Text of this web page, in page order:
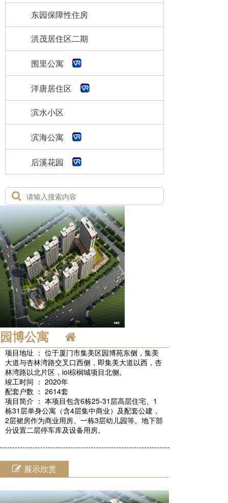
东园保障性住房
洪茂居住区二期
围里公寓
洋唐居住区
滨水小区
滨海公寓
后溪花园
园博公寓
项目地址 ： 位于厦门市集美区园博苑东侧，集美
大道与杏林湾路交叉口西侧，即集美大道以西，杏
林湾路以北片区，ioi棕榈城项目北侧。
竣工时间 ： 2020年
配套户数 ： 2614套
项目简介 ： 本项目包含6栋25-31层高层住宅、1
栋31层单身公寓（含4层集中商业）及配套公建，
2层裙房作为商业用房、一栋3层幼儿园等。地下部
分设置二层停车库及设备用房。
展示欣赏